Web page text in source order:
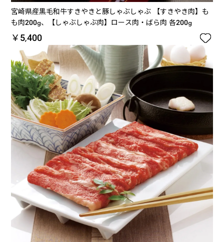
宮崎県産黒毛和牛すきやきと豚しゃぶしゃぶ 【すきやき肉】も
も肉200g、【しゃぶしゃぶ肉】ロース肉・ばら肉 各200g
￥5,400 